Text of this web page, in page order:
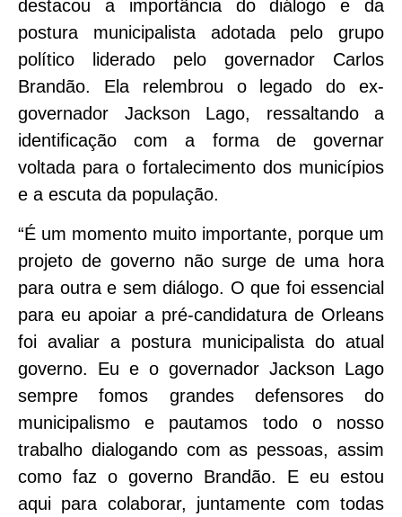
destacou a importância do diálogo e da
postura municipalista adotada pelo grupo
político liderado pelo governador Carlos
Brandão. Ela relembrou o legado do ex-
governador Jackson Lago, ressaltando a
identificação com a forma de governar
voltada para o fortalecimento dos municípios
e a escuta da população.
“É um momento muito importante, porque um
projeto de governo não surge de uma hora
para outra e sem diálogo. O que foi essencial
para eu apoiar a pré-candidatura de Orleans
foi avaliar a postura municipalista do atual
governo. Eu e o governador Jackson Lago
sempre fomos grandes defensores do
municipalismo e pautamos todo o nosso
trabalho dialogando com as pessoas, assim
como faz o governo Brandão. E eu estou
aqui para colaborar, juntamente com todas